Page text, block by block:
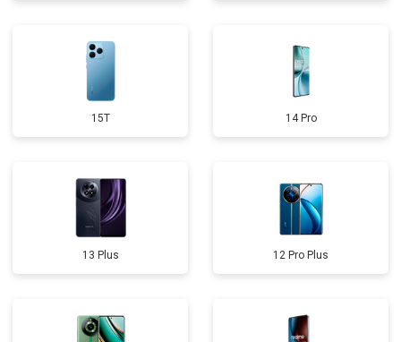
15T 14 Pro
13 Plus 12 Pro Plus